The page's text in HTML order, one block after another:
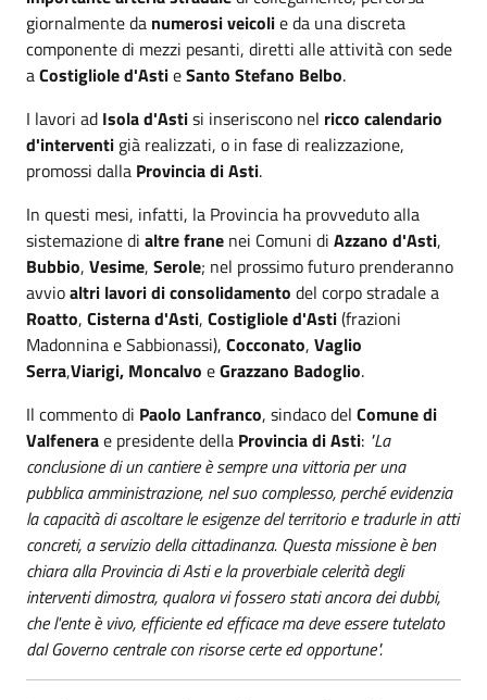
giornalmente da numerosi veicolie da una discreta
componente di mezzi pesanti, diretti alle attività con sede
aCostigliole d'AstieSanto Stefano Belbo.
I lavori ad Isola d'Astisi inseriscono nel ricco calendario
d'interventi già realizzati, o in fase di realizzazione,
promossi dalla Provincia di Asti.
In questi mesi, infatti, la Provincia ha provveduto alla
sistemazione di altre frane nei Comuni di Azzano d'Asti,
Bubbio, Vesime, Serole; nel prossimo futuro prenderanno
avvioaltri lavori di consolidamento del corpo stradale a
Roatto, Cisterna d'Asti, Costigliole d'Asti(frazioni
Madonnina e Sabbionassi), Cocconato, Vaglio
Serra,Viarigi, Moncalvo eGrazzano Badoglio.
Il commento di Paolo Lanfranco, sindaco del Comune di
Valfenerae presidente della Provincia di Asti: "La
conclusione di un cantiere è sempre una vittoria per una
pubblica amministrazione, nel suo complesso, perché evidenzia
la capacità di ascoltare le esigenze del territorio e tradurle in atti
concreti, a servizio della cittadinanza. Questa missione è ben
chiara alla Provincia di Asti e la proverbiale celerità degli
interventi dimostra, qualora vi fossero stati ancora dei dubbi,
che l'ente è vivo, efficiente ed efficace ma deve essere tutelato
dal Governo centrale con risorse certe ed opportune".